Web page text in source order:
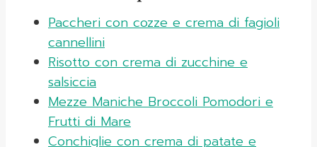
Paccheri con cozze e crema di fagioli
cannellini
Risotto con crema di zucchine e
salsiccia
Mezze Maniche Broccoli Pomodori e
Frutti di Mare
Conchiglie con crema di patate e